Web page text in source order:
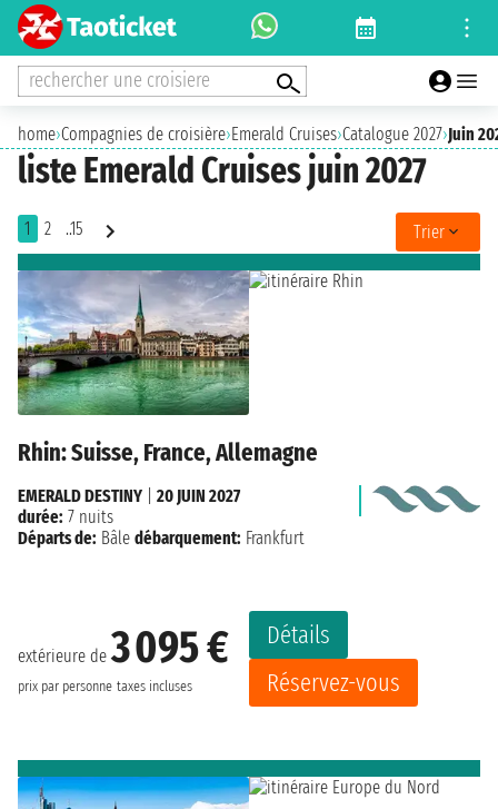
rechercher une croisiere
home›Compagnies de croisière›Emerald Cruises›Catalogue 2027›Juin
liste Emerald Cruises juin 2027
1 2 ..15 Trier
Rhin: Suisse, France, Allemagne
extérieure de3 095 €
prix par personne taxes incluses
Détails
Réservez-vous
EMERALD DESTINY
20 JUIN 2027
durée: 7 nuits
Départs de: Bâle débarquement: Frankfurt